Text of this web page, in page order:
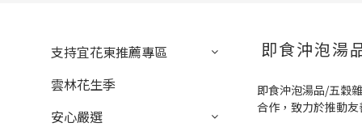
支持宜花東推薦專區
雲林花生季
安心嚴選
即食沖泡湯
即食沖泡湯品/五穀
合作，致力於推動